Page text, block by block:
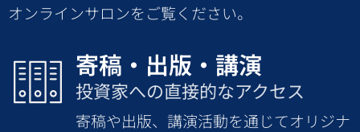
オンラインサロンをご覧ください。
寄稿・出版・講演
投資家への直接的なアクセス
寄稿や出版、講演活動を通じてオリジナ